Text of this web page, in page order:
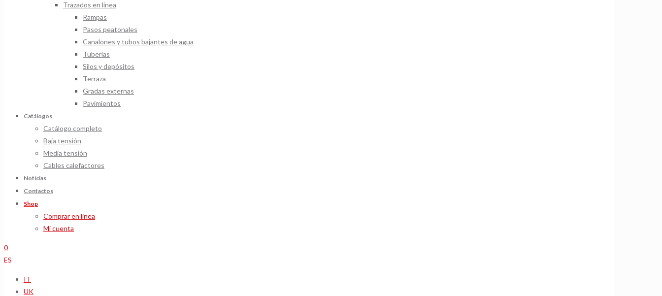
Trazados en linea
Rampas
Pasos peatonales
Canalones y tubos bajantes de agua
Tuberías
Silos y depósitos
Terraza
Gradas externas
Pavimientos
Catálogos
Catálogo completo
Baja tensión
Media tensión
Cables calefactores
Noticias
Contactos
Shop
Comprar en linea
Mi cuenta
0
ES
IT
UK